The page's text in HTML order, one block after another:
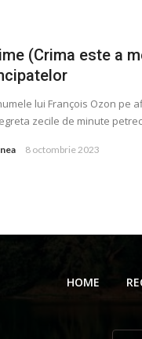
(Crima este a
lui François Ozon pe
zecile de minute
8 octombrie 2023
HOME